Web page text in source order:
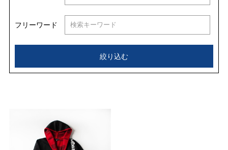
フリーワード
絞り込む